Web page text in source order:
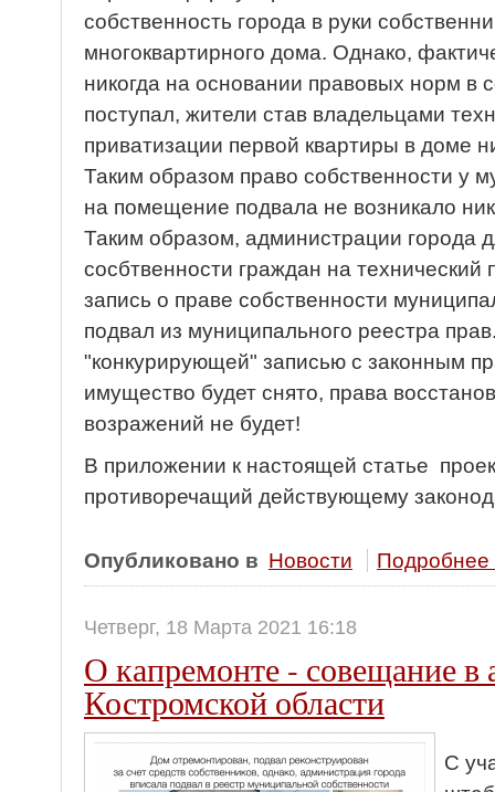
собственность города в руки
многоквартирного дома. Однако,
никогда на основании правовых норм в
поступал, жители став владельцами
приватизации первой квартиры в доме
Таким образом право собственности у
на помещение подвала не возникало
Таким образом, администрации города
сосбтвенности граждан на технический
запись о праве собственности
подвал из муниципального реестра
"конкурирующей" записью с законным
имущество будет снято, права
возражений не будет!
В приложении к настоящей статье
противоречащий действующему
Опубликовано в Новости Подробнее
Четверг, 18 Марта 2021 16:18
О капремонте - совещание в
Костромской области
С